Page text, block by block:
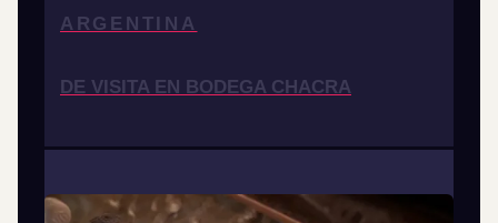
ARGENTINA
DE VISITA EN BODEGA CHACRA